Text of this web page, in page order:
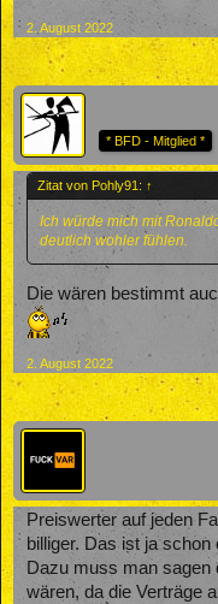
2. August 2022
* BFD - Mitglied *
Zitat von Pohly91: ↑
Ich würde mich mit
deutlich wohler fühlen.
Die wären bestimmt
2. August 2022
Preiswerter auf jeden
billiger. Das ist ja
Dazu muss man sagen
wären, da die Verträge